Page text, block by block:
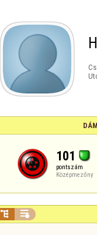
101
pontszám
Középmezőny
 